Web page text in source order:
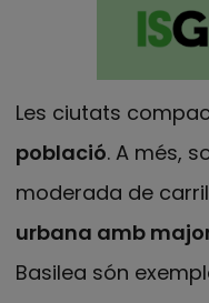
Les ciutats
població. A més,
moderada de
urbana amb
Basilea són